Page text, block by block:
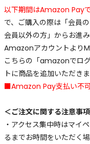
以下期間はAmazon Pay
で、ご購入の際は「会員
会員以外の方」からお進み
Amazonアカウントより
こちらの「amazonでロ
トに商品を追加いただき
■Amazon Pay支払い不
＜ご注文に関する注意事
・アクセス集中時はマイ
るまでお時間をいただく